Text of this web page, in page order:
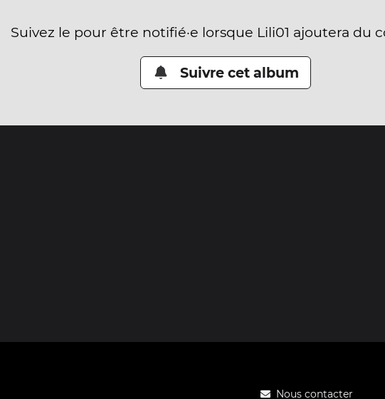
Suivez le pour être notifié·e lorsque Lili01 ajoutera du
Suivre cet album
Nous contacter